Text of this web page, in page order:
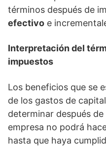
términos después de
efectivo e
Interpretación del
impuestos
Los beneficios que se
de los gastos de
determinar después de
empresa no podrá
hasta que haya